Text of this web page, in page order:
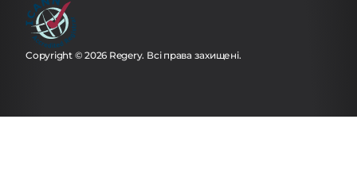
Copyright © 2026 Regery. Всі права захищені.